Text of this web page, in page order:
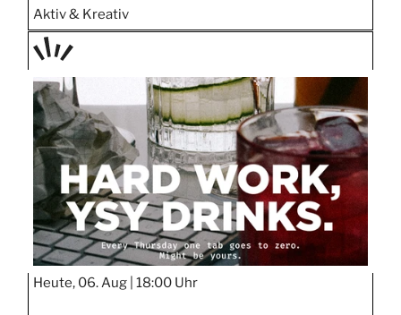
Aktiv & Kreativ
TAGE
STIPP
Heute, 06. Aug | 18:00 Uhr